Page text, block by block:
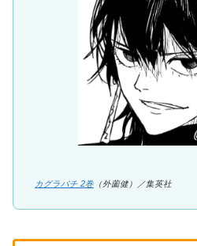
カグラバチ 2巻 （外薗健）／集英社